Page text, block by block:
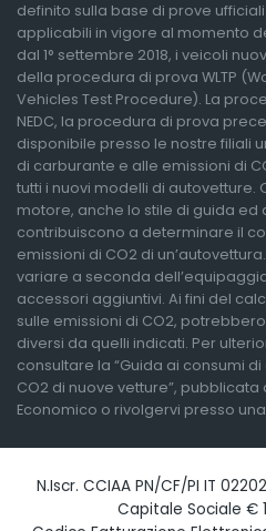
definito sulla base di prove
applicabili in vigore al momento
dal 1° settembre 2018, i veicoli
della procedura di prova WLTP
Vehicles Test Procedure). La
NEDC, la procedura di prova
disponibile presso le nostre filiali
di carburante e alle emissioni di
tutti i nuovi modelli di autovetture.
motore, anche lo stile di guida ed
contribuiscono a determinare il
emissioni di CO2 di
variare a seconda
accessori aggiuntivi. Ai fini del
sulle emissioni di CO2,
diversi da quelli indicati. Per
consultare la “Guida ai consumi
CO2 di nuove vetture”,
Economico o rivolgervi presso
N.Iscr. CCIAA PN/CF/PI IT
Capitale Sociale €